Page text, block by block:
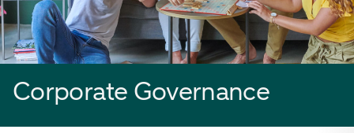
Corporate Governance